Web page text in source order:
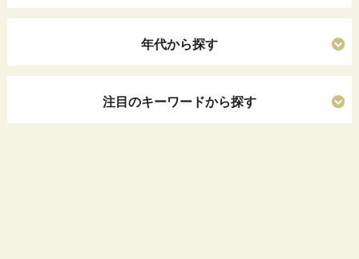
年代から探す
注目のキーワードから探す